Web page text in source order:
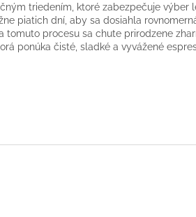
triedením, ktoré zabezpečuje výber
piatich dní, aby sa dosiahla
tomuto procesu sa chute prirodzene
ponúka čisté, sladké a vyvážené